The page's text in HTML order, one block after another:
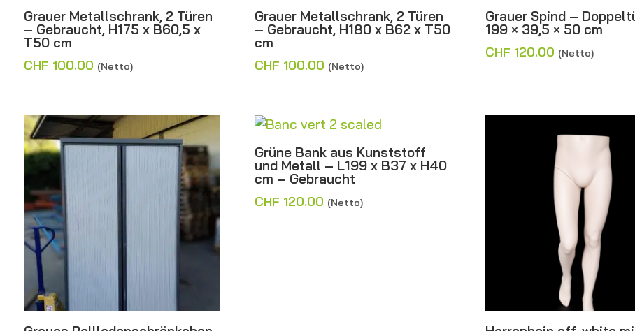
Grauer Metallschrank, 2 Türen
– Gebraucht, H175 x B60,5 x
T50 cm
CHF 100.00 (Netto)
Grauer Metallschrank, 2 Türen
– Gebraucht, H180 x B62 x T50
cm
CHF 100.00 (Netto)
Grauer Spind –
199 × 39,5 × 50 cm
CHF 120.00 (Netto)
Grüne Bank aus Kunststoff
und Metall – L199 x B37 x H40
cm – Gebraucht
CHF 120.00 (Netto)